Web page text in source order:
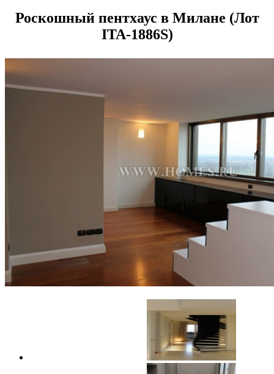
Роскошный пентхаус в Милане (Лот
ITA-1886S)